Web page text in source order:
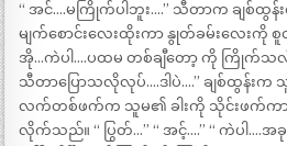
“ အင်….မကြိုက်ပါဘူး….” သီတာက ချစ်ထွ
မျက်စောင်းလေးထိုးကာ နွုတ်ခမ်းလေးကို
အို…ကဲပါ….ပထမ တစ်ချီတော့ ကို ကြိုက်သ
သီတာပြောသလိုလုပ်….ဒါပဲ….” ချစ်ထွန်း
လက်တစ်ဖက်က သူမ၏ ခါးကို သိုင်းဖက်ကာ
လိုက်သည်။ “ ပြွတ်…” “ အင့်….” “ ကဲပါ….